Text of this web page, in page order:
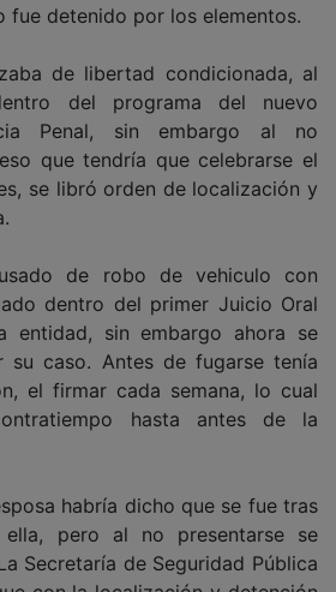
fue detenido por los elementos.
de libertad condicionada, al
del programa del nuevo
Penal, sin embargo al no
que tendría que celebrarse el
se libró orden de localización y
de robo de vehiculo con
dentro del primer Juicio Oral
entidad, sin embargo ahora se
su caso. Antes de fugarse tenía
el firmar cada semana, lo cual
hasta antes de la
habría dicho que se fue tras
pero al no presentarse se
Secretaría de Seguridad Pública